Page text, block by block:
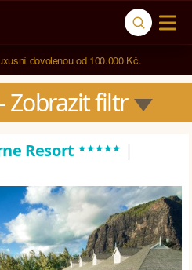
dovolenou od 100.000 Kč.
- Zobrazit filtr
Resort ***** |